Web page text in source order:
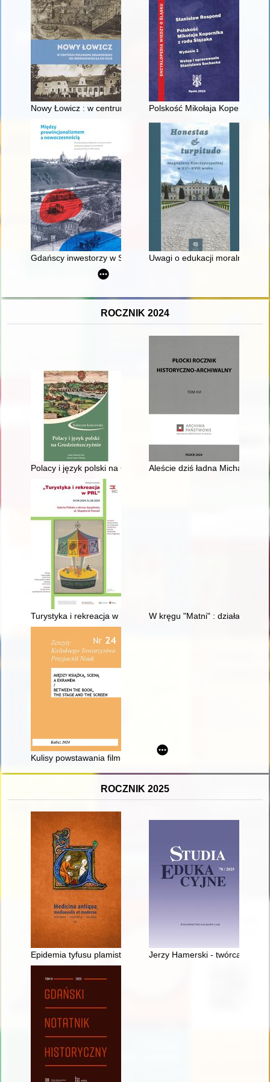
Nowy Łowicz : w centrum poligonu drawskiego od
Polskość Mikołaja Kopernika z
Gdańscy inwestorzy w Sopocie : prestiż finansowy i
Uwagi o edukacji moralnej
ROCZNIK 2024
Polacy i język polski na Grodzieńszczyźnie
Aleście dziś ładna
Turystyka i rekreacja w PRL-u W kręgu "Matni" : działalność
Kulisy powstawania filmu w reżyserii Jerzego Antczaka, na
ROCZNIK 2025
Epidemia tyfusu plamistego w więzieniu kieleckim w latach
Jerzy Hamerski - twórca